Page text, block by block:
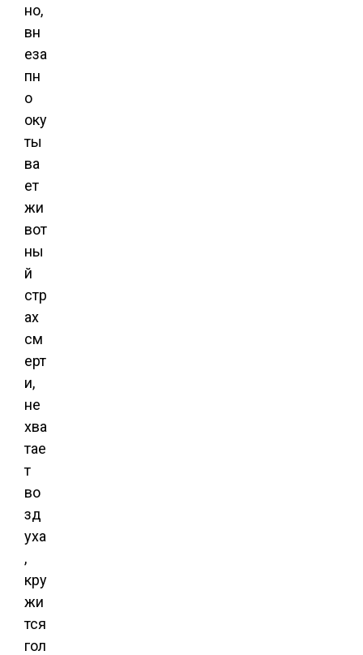
но,
вн
еза
пн
о
оку
ты
ва
ет
жи
вот
ны
й
стр
ах
см
ерт
и,
не
хва
тае
т
во
зд
уха
,
кру
жи
тся
гол